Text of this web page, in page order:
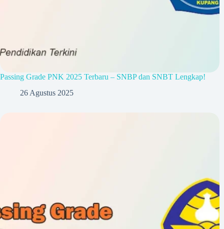
Passing Grade PNK 2025 Terbaru – SNBP dan SNBT Lengkap!
26 Agustus 2025